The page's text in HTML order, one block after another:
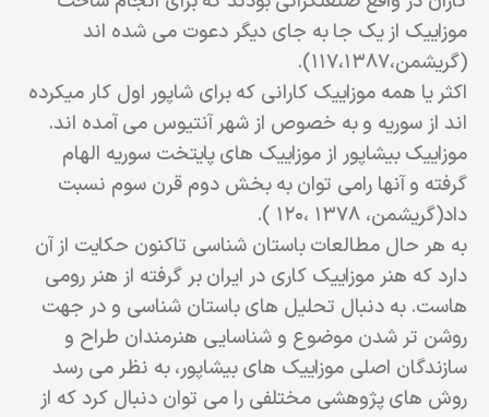
موزاییک از یک جا به جای دیگر دعوت می شده اند
(گریشمن،۱۱۷،۱۳۸۷).
اکثر یا همه موزاییک کارانی که برای شاپور اول کار میکرده
اند از سوریه و به خصوص از شهر آنتیوس می آمده اند.
موزاییک بیشاپور از موزاییک های پایتخت سوریه الهام
گرفته و آنها رامی توان به بخش دوم قرن سوم نسبت
داد(گریشمن، ۱۳۷۸ ،۱۲۰ ).
به هر حال مطالعات باستان شناسی تاکنون حکایت از آن
دارد که هنر موزاییک کاری در ایران بر گرفته از هنر رومی
هاست. به دنبال تحلیل های باستان شناسی و در جهت
روشن تر شدن موضوع و شناسایی هنرمندان طراح و
سازندگان اصلی موزاییک های بیشاپور، به نظر می رسد
روش های پژوهشی مختلفی را می توان دنبال کرد که از